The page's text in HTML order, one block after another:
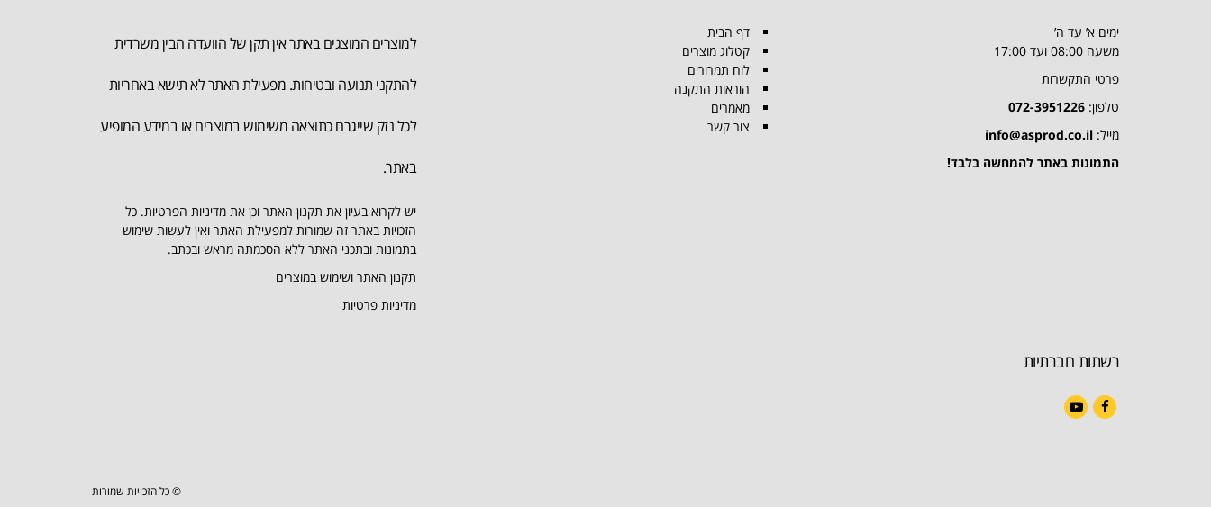
ימים א’ עד ה’
משעה 08:00 ועד 17:00
פרטי התקשרות
טלפון: 072-3951226
מייל: info@asprod.co.il
התמונות באתר להמחשה בלבד!
דף הבית
קטלוג מוצרים
לוח תמרורים
הוראות התקנה
מאמרים
צור קשר
למוצרים המוצגים באתר אין תקן של הוועדה הבין משרדית
להתקני תנועה ובטיחות. מפעילת האתר לא תישא באחריות
לכל נזק שייגרם כתוצאה משימוש במוצרים או במידע המופיע
באתר.
יש לקרוא בעיון את תקנון האתר וכן את מדיניות הפרטיות. כל
הזכויות באתר זה שמורות למפעילת האתר ואין לעשות שימוש
בתמונות ובתכני האתר ללא הסכמתה מראש ובכתב.
תקנון האתר ושימוש במוצרים
מדיניות פרטיות
רשתות חברתיות
© כל הזכויות שמורות